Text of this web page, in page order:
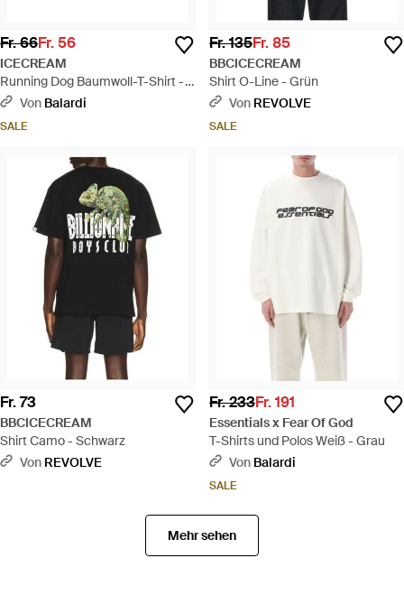
Fr. 66Fr. 56
ICECREAM
Running Dog Baumwoll-T-Shirt -
Schwarz
Von Balardi
SALE
Fr. 135Fr. 85
BBCICECREAM
Shirt O-Line - Grün
Von REVOLVE
SALE
Fr. 73
BBCICECREAM
Shirt Camo - Schwarz
Von REVOLVE
Fr. 233Fr. 191
Essentials x Fear Of God
T-Shirts und Polos Weiß - Grau
Von Balardi
SALE
Mehr sehen